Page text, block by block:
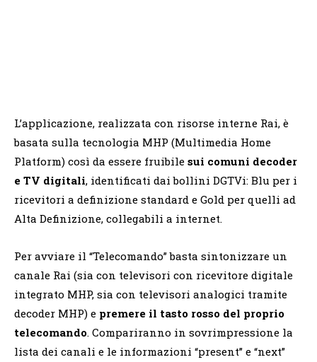
L’applicazione, realizzata con risorse interne Rai, è
basata sulla tecnologia MHP (Multimedia Home
Platform) così da essere fruibile sui comuni decoder
e TV digitali, identificati dai bollini DGTVi: Blu per i
ricevitori a definizione standard e Gold per quelli ad
Alta Definizione, collegabili a internet.
Per avviare il “Telecomando” basta sintonizzare un
canale Rai (sia con televisori con ricevitore digitale
integrato MHP, sia con televisori analogici tramite
decoder MHP) e premere il tasto rosso del proprio
telecomando. Compariranno in sovrimpressione la
lista dei canali e le informazioni “present” e “next”